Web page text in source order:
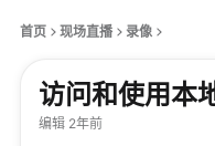
首页 现场直播 录像
访问和使用本
编辑 2年前